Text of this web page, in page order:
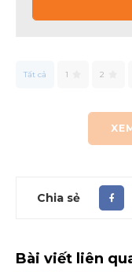
Tất cả 1 2
Chia sẻ
Bài viết liên